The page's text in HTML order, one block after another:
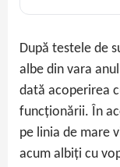
După testele de
albe din vara
dată acoperirea
funcționării. În
pe linia de mare
acum albiți cu